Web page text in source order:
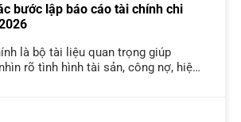
bước lập báo cáo tài chính chi
là bộ tài liệu quan trọng giúp
rõ tình hình tài sản, công nợ, hiệu